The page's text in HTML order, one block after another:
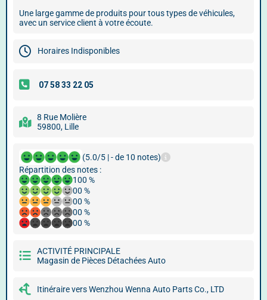
Une large gamme de produits pour tous types de véhicules,
avec un service client à votre écoute.
Horaires Indisponibles
8 Rue Molière
59800, Lille
(5.0/5 | - de 10 notes)
Répartition des notes :
100 %
00 %
00 %
00 %
00 %
ACTIVITÉ PRINCIPALE
Magasin de Pièces Détachées Auto
Itinéraire vers Wenzhou Wenna Auto Parts Co., LTD